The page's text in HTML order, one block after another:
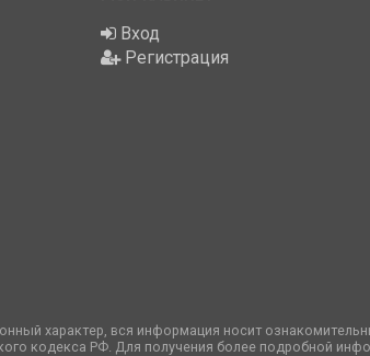
Вход
Регистрация
характер, вся информация носит
кодекса РФ. Для получения более подробной